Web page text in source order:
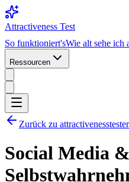
Attractiveness Test
So funktioniert'sWie alt sehe ich
Ressourcen
Zurück zu
Social Media &